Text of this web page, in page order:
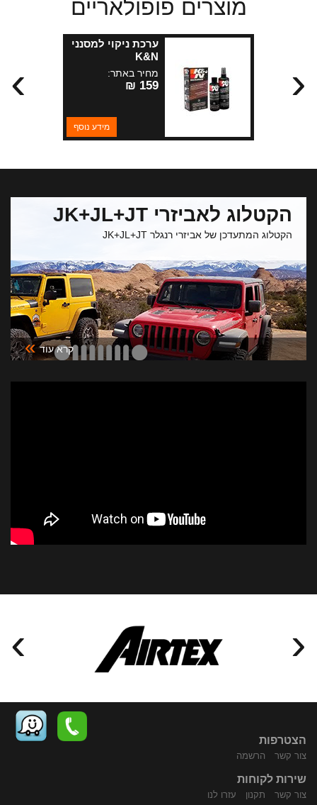
מוצרים פופולאריים
ערכת ניקוי למסנני
K&N
מחיר באתר:
159 ₪
מידע נוסף
› ‹
הקטלוג לאביזרי JK+JL+JT
הקטלוג המתעדכן של אביזרי רנגלר JK+JL+JT
קרא עוד »
› ‹
הצטרפות
צור קשר הרשמה
שירות לקוחות
צור קשר תקנון עזרו לנו